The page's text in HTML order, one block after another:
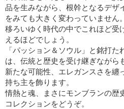
品を生みながら、根幹となるデザ
をみても大きく変わっていません。
移ろいゆく時代の中でこれほど受
えるほどでしょう。
「パッション＆ソウル」と銘打
は、伝統と歴史を受け継ぎながら
新たな可能性、エレガンスさを纏
持ち主を飾ります。
情熱と魂、まさにモンブランの歴
コレクションをどうぞ。